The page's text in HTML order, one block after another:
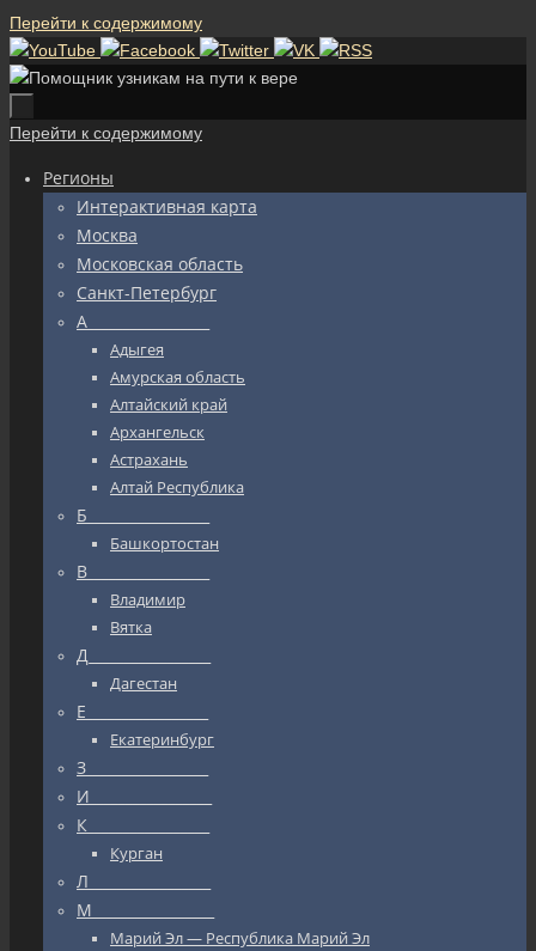
Перейти к содержимому
Перейти к содержимому
Регионы
Интерактивная карта
Москва
Московская область
Санкт-Петербург
А_________________
Адыгея
Амурская область
Алтайский край
Архангельск
Астрахань
Алтай Республика
Б_________________
Башкортостан
В_________________
Владимир
Вятка
Д_________________
Дагестан
Е_________________
Екатеринбург
З_________________
И_________________
К_________________
Курган
Л_________________
М_________________
Марий Эл — Республика Марий Эл